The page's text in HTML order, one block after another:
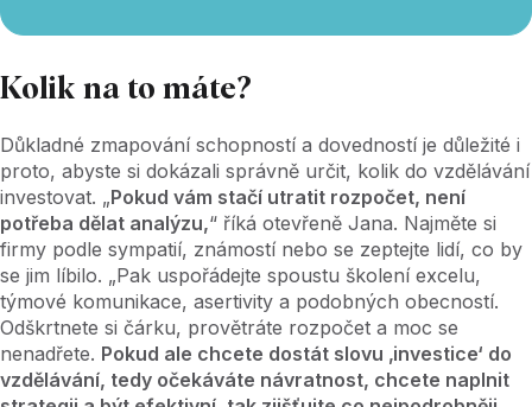
Kolik na to máte?
Důkladné zmapování schopností a dovedností je důležité i
proto, abyste si dokázali správně určit, kolik do vzdělávání
investovat. „Pokud vám stačí utratit rozpočet, není
potřeba dělat analýzu,“ říká otevřeně Jana. Najměte si
firmy podle sympatií, známostí nebo se zeptejte lidí, co by
se jim líbilo. „Pak uspořádejte spoustu školení excelu,
týmové komunikace, asertivity a podobných obecností.
Odškrtnete si čárku, provětráte rozpočet a moc se
nenadřete. Pokud ale chcete dostát slovu ‚investice‘ do
vzdělávání, tedy očekáváte návratnost, chcete naplnit